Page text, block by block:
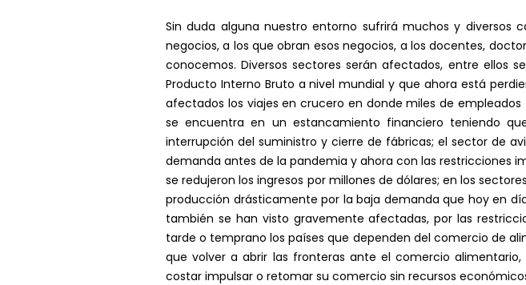
Sin duda alguna nuestro entorno sufrirá muchos y diversos
negocios, a los que obran esos negocios, a los docentes,
conocemos. Diversos sectores serán afectados, entre ellos
Producto Interno Bruto a nivel mundial y que ahora está
afectados los viajes en crucero en donde miles de
se encuentra en un estancamiento financiero teniendo
interrupción del suministro y cierre de fábricas; el sector de
demanda antes de la pandemia y ahora con las restricciones
se redujeron los ingresos por millones de dólares; en los
producción drásticamente por la baja demanda que hoy en
también se han visto gravemente afectadas, por las
tarde o temprano los países que dependen del comercio de
que volver a abrir las fronteras ante el comercio
costar impulsar o retomar su comercio sin recursos